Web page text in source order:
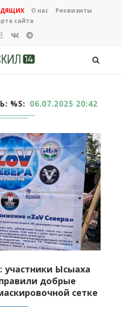
О нас
Реквизиты
сайта
%S 06.07.2025 20:42
участники Ысыаха
добрые
сетке